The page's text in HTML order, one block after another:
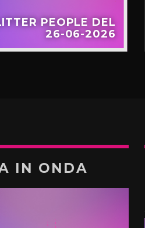
PEOPLE DEL
26-06-2026
IN ONDA